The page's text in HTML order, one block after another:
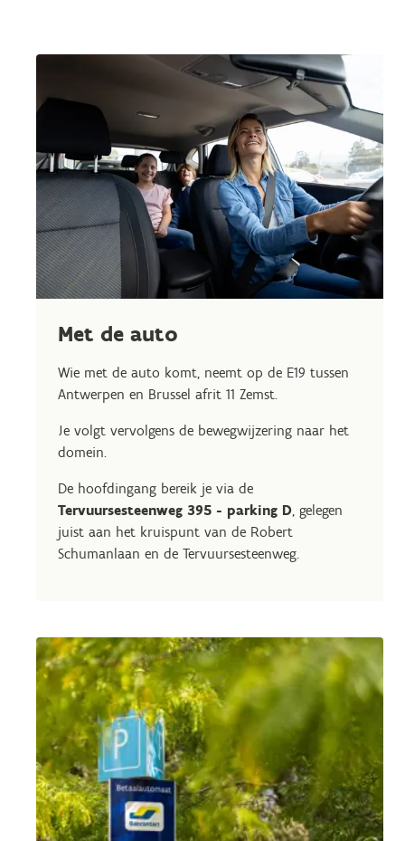
Met de auto
Wie met de auto komt, neemt op de E19 tussen
Antwerpen en Brussel afrit 11 Zemst.
Je volgt vervolgens de bewegwijzering naar het
domein.
De hoofdingang bereik je via de
Tervuursesteenweg 395 - parking D , gelegen
juist aan het kruispunt van de Robert
Schumanlaan en de Tervuursesteenweg.